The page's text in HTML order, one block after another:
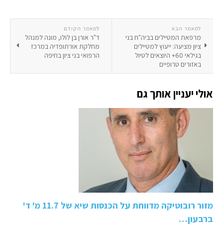
למאמר הקודם
ד"ר אורן בן לולו, מונה למנהל
מחלקת אורתופדיה במרכז
הרפואי בני ציון בחיפה
למאמר הבא
מרפאת המטיילים בביה"ח בני
ציון מציעה: ייעוץ למטיילים
בגילאי 60+ היוצאים לטיול
באזורים טרופיים
אולי יעניין אותך גם
מזור רובוטיקה מדווחת על הכנסות שיא של 11.7 מ' ד'
ברבעון…